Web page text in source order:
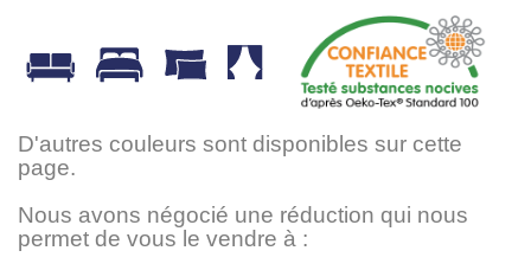
D'autres couleurs sont disponibles sur cette
page.
Nous avons négocié une réduction qui nous
permet de vous le vendre à :